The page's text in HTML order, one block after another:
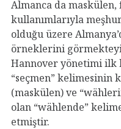
Almanca da
kullanımlarıyla
olduğu üzere
örneklerini
Hannover yönetimi ilk
“seçmen” kelimesinin
(maskülen) ve
olan “wählende”
etmiştir.